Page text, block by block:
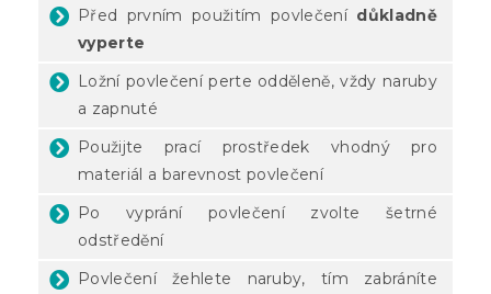
Před prvním použitím povlečení důkladně
vyperte
Ložní povlečení perte odděleně, vždy naruby
a zapnuté
Použijte prací prostředek vhodný pro
materiál a barevnost povlečení
Po vyprání povlečení zvolte šetrné
odstředění
Povlečení žehlete naruby, tím zabráníte